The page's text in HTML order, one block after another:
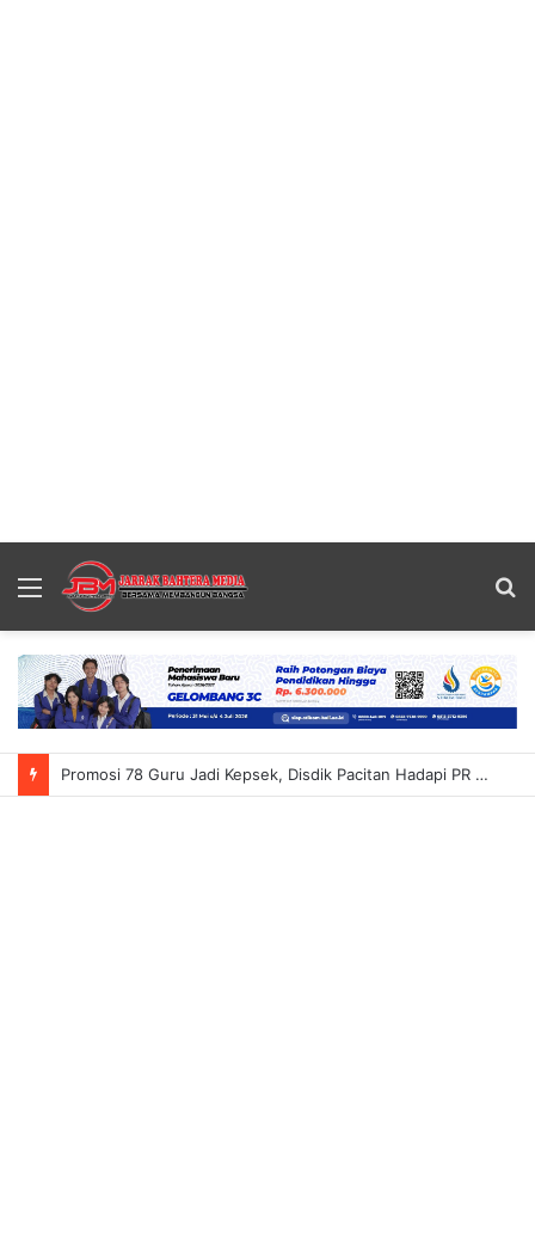
Menu
Promosi 78 Guru Jadi Kepsek, Disdik Pacitan Hadapi PR Baru Atasi Kekurangan Guru